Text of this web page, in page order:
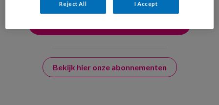
Bekijk hier onze abonnementen
Reject All I Accept